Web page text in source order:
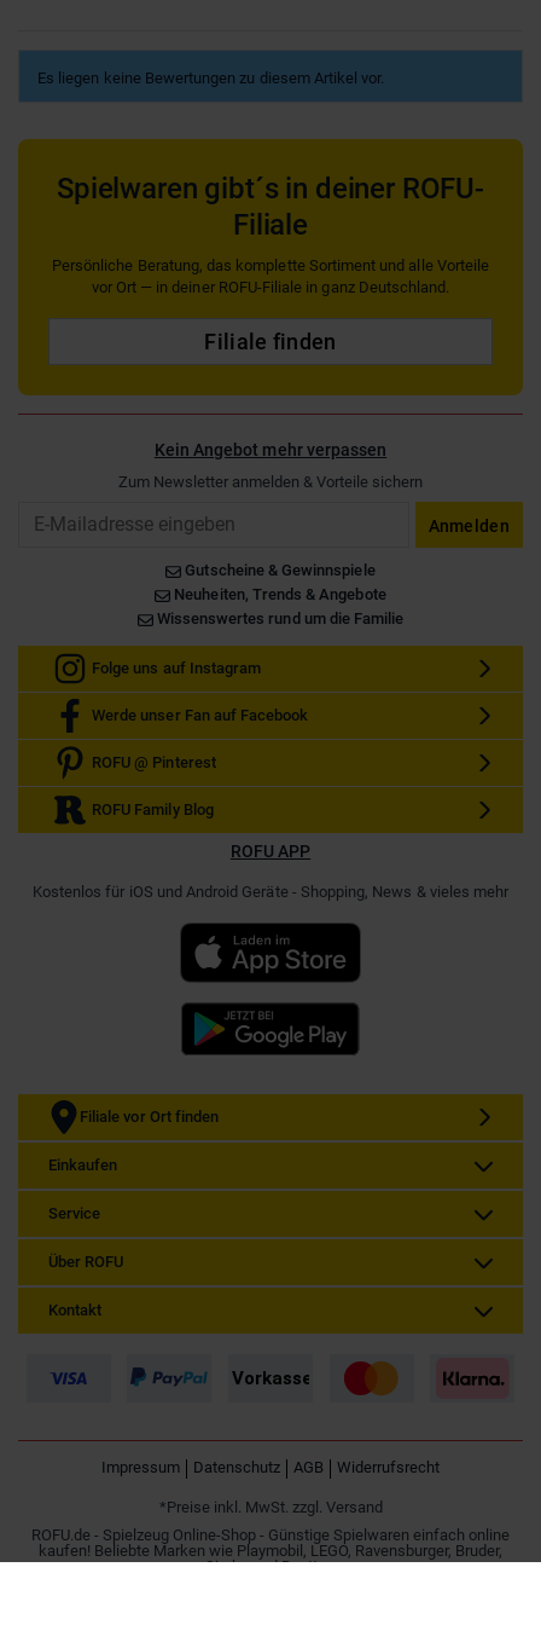
Es liegen keine Bewertungen zu diesem Artikel vor.
Spielwaren gibt´s in deiner ROFU-
Filiale
Persönliche Beratung, das komplette Sortiment und alle Vorteile
vor Ort — in deiner ROFU-Filiale in ganz Deutschland.
Filiale finden
Kein Angebot mehr verpassen
Zum Newsletter anmelden & Vorteile sichern
Anmelden
Gutscheine & Gewinnspiele
Neuheiten, Trends & Angebote
Wissenswertes rund um die Familie
Folge uns auf Instagram
Werde unser Fan auf Facebook
ROFU @ Pinterest
ROFU Family Blog
ROFU APP
Kostenlos für iOS und Android Geräte - Shopping, News & vieles mehr
Filiale vor Ort finden
Einkaufen
Service
Über ROFU
Kontakt
Impressum Datenschutz AGB Widerrufsrecht
*Preise inkl. MwSt. zzgl. Versand
ROFU.de - Spielzeug Online-Shop - Günstige Spielwaren einfach online
kaufen! Beliebte Marken wie Playmobil, LEGO, Ravensburger, Bruder,
Simba und Besttoy.